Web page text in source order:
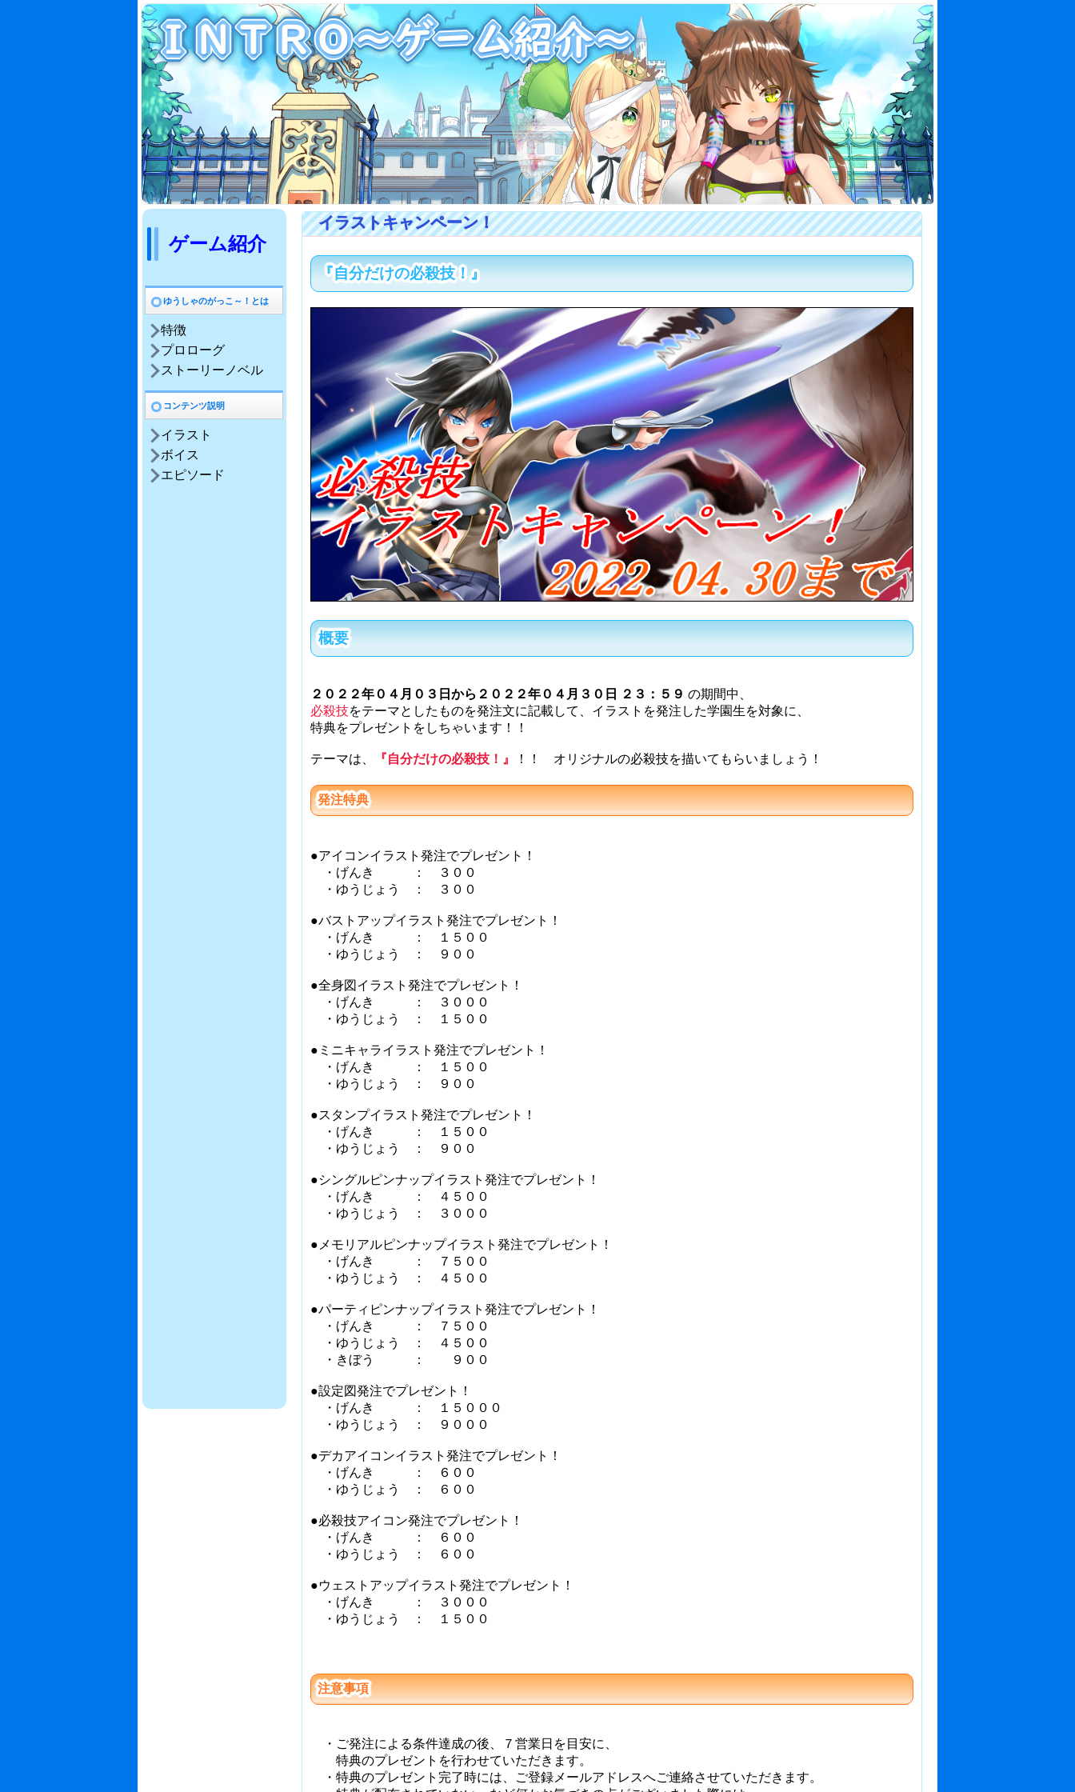
ゲーム紹介
ゆうしゃのがっこ～！とは
特徴
プロローグ
ストーリーノベル
コンテンツ説明
イラスト
ボイス
エピソード
『自分だけの必殺技！』
概要
２０２２年０４月０３日から２０２２年０４月３０日 ２３：５９ の期間中、
必殺技をテーマとしたものを発注文に記載して、イラストを発注した学園生を対象に、
特典をプレゼントをしちゃいます！！
テーマは、 『自分だけの必殺技！』 ！！ オリジナルの必殺技を描いてもらいましょう！
発注特典
●アイコンイラスト発注でプレゼント！
・げんき ： ３００
・ゆうじょう ： ３００
●バストアップイラスト発注でプレゼント！
・げんき ： １５００
・ゆうじょう ： ９００
●全身図イラスト発注でプレゼント！
・げんき ： ３０００
・ゆうじょう ： １５００
●ミニキャライラスト発注でプレゼント！
・げんき ： １５００
・ゆうじょう ： ９００
●スタンプイラスト発注でプレゼント！
・げんき ： １５００
・ゆうじょう ： ９００
●シングルピンナップイラスト発注でプレゼント！
・げんき ： ４５００
・ゆうじょう ： ３０００
●メモリアルピンナップイラスト発注でプレゼント！
・げんき ： ７５００
・ゆうじょう ： ４５００
●パーティピンナップイラスト発注でプレゼント！
・げんき ： ７５００
・ゆうじょう ： ４５００
・きぼう ： ９００
●設定図発注でプレゼント！
・げんき ： １５０００
・ゆうじょう ： ９０００
●デカアイコンイラスト発注でプレゼント！
・げんき ： ６００
・ゆうじょう ： ６００
●必殺技アイコン発注でプレゼント！
・げんき ： ６００
・ゆうじょう ： ６００
●ウェストアップイラスト発注でプレゼント！
・げんき ： ３０００
・ゆうじょう ： １５００
注意事項
・ご発注による条件達成の後、７営業日を目安に、
特典のプレゼントを行わせていただきます。
・特典のプレゼント完了時には、ご登録メールアドレスへご連絡させていただきます。